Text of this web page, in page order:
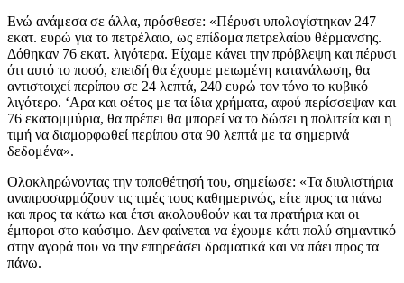
Ενώ ανάμεσα σε άλλα, πρόσθεσε: «Πέρυσι υπολογίστηκαν 247
εκατ. ευρώ για το πετρέλαιο, ως επίδομα πετρελαίου θέρμανσης.
Δόθηκαν 76 εκατ. λιγότερα. Είχαμε κάνει την πρόβλεψη και πέρυσι
ότι αυτό το ποσό, επειδή θα έχουμε μειωμένη κατανάλωση, θα
αντιστοιχεί περίπου σε 24 λεπτά, 240 ευρώ τον τόνο το κυβικό
λιγότερο. ‘Αρα και φέτος με τα ίδια χρήματα, αφού περίσσεψαν και
76 εκατομμύρια, θα πρέπει θα μπορεί να το δώσει η πολιτεία και η
τιμή να διαμορφωθεί περίπου στα 90 λεπτά με τα σημερινά
δεδομένα».
Ολοκληρώνοντας την τοποθέτησή του, σημείωσε: «Τα διυλιστήρια
αναπροσαρμόζουν τις τιμές τους καθημερινώς, είτε προς τα πάνω
και προς τα κάτω και έτσι ακολουθούν και τα πρατήρια και οι
έμποροι στο καύσιμο. Δεν φαίνεται να έχουμε κάτι πολύ σημαντικό
στην αγορά που να την επηρεάσει δραματικά και να πάει προς τα
πάνω.